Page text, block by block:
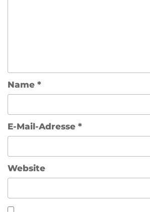
Name *
E-Mail-Adresse *
Website